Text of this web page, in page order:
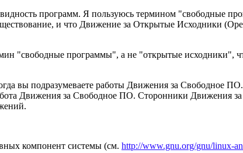
программ. Я пользуюсь термином "свободные
и что Движение за Открытые Исходники
"свободные программы", а не "открытые исходники",
вы подразумеваете работы Движения за Свободное
Движения за Свободное ПО. Сторонники Движения
компонент системы (см. http://www.gnu.org/gnu/linux-